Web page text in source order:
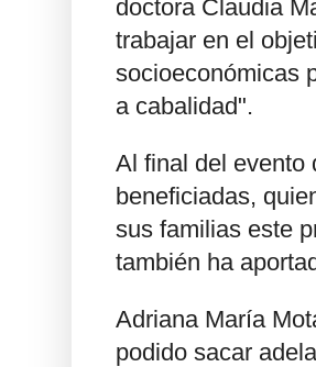
doctora Claudia
trabajar en el
socioeconómicas
a cabalidad".
Al final del evento
beneficiadas,
sus familias este
también ha
Adriana María
podido sacar